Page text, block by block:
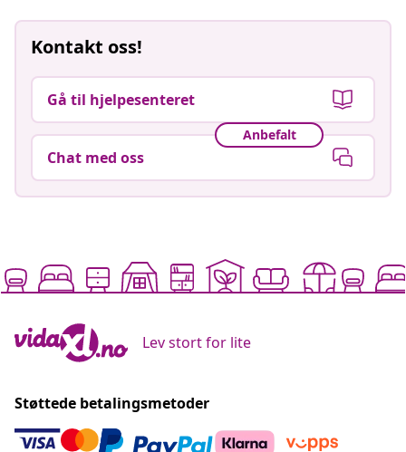
Kontakt oss!
Gå til hjelpesenteret
Anbefalt
Chat med oss
Lev stort for lite
Støttede betalingsmetoder